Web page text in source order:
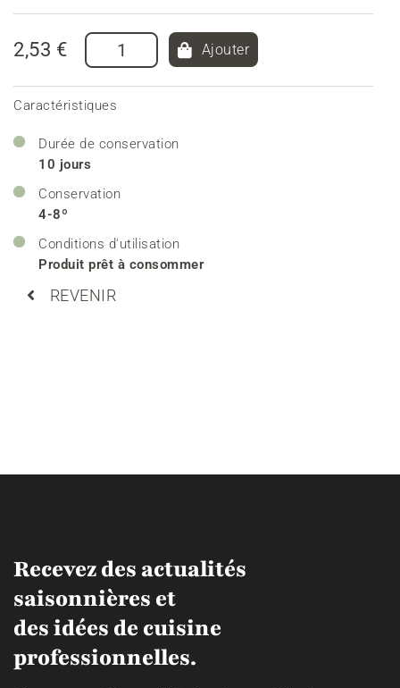
2,53 € Ajouter
Caractéristiques
Durée de conservation
10 jours
Conservation
4-8º
Conditions d'utilisation
Produit prêt à consommer
REVENIR
Recevez des actualités
saisonnières et
des idées de cuisine
professionnelles.